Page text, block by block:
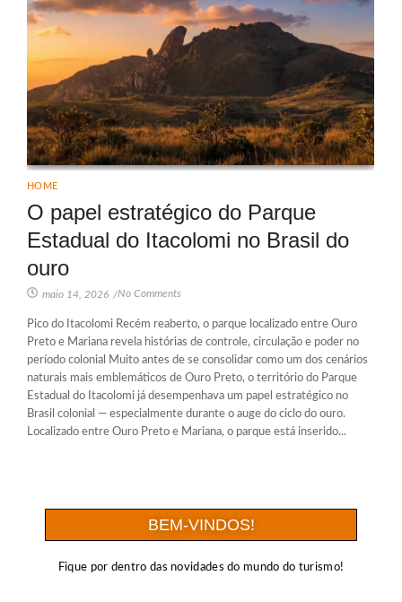
HOME
O papel estratégico do Parque
Estadual do Itacolomi no Brasil do
ouro
maio 14, 2026 /No Comments
Pico do Itacolomi Recém reaberto, o parque localizado entre Ouro
Preto e Mariana revela histórias de controle, circulação e poder no
período colonial Muito antes de se consolidar como um dos cenários
naturais mais emblemáticos de Ouro Preto, o território do Parque
Estadual do Itacolomi já desempenhava um papel estratégico no
Brasil colonial — especialmente durante o auge do ciclo do ouro.
Localizado entre Ouro Preto e Mariana, o parque está inserido...
BEM-VINDOS!
Fique por dentro das novidades do mundo do turismo!